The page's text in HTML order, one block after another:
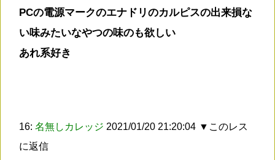
PCの電源マークのエナドリのカルピスの出来損な
い味みたいなやつの味のも欲しい
あれ系好き
16: 名無しカレッジ 2021/01/20 21:20:04 ▼このレス
に返信